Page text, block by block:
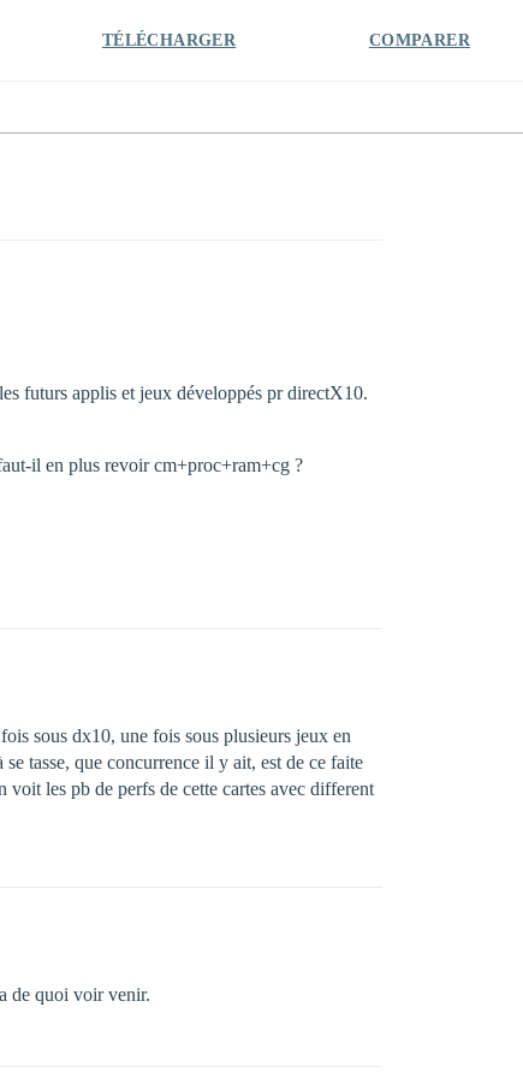
TÉLÉCHARGER COMPARER
futurs applis et jeux développés pr directX10.
il en plus revoir cm+proc+ram+cg ?
sous dx10, une fois sous plusieurs jeux en
tasse, que concurrence il y ait, est de ce faite
voit les pb de perfs de cette cartes avec different
de quoi voir venir.